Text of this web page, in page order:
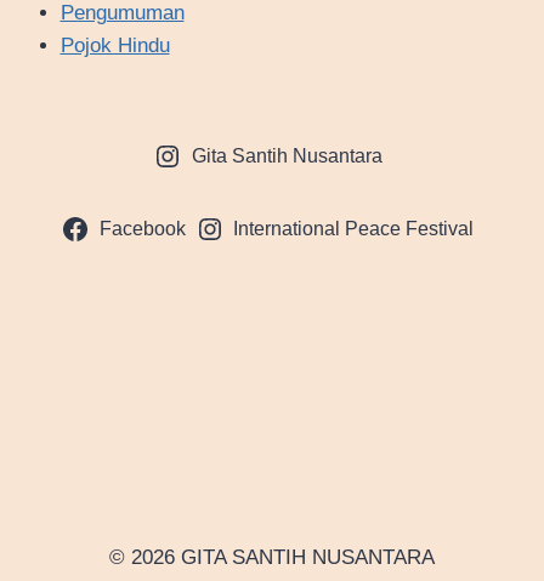
Pengumuman
Pojok Hindu
Gita Santih Nusantara
Facebook International Peace Festival
© 2026 GITA SANTIH NUSANTARA